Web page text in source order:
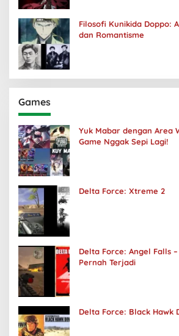
Filosofi Kunikida Doppo:
dan Romantisme
Games
Yuk Mabar dengan Area
Game Nggak Sepi Lagi!
Delta Force: Xtreme 2
Delta Force: Angel Falls
Pernah Terjadi
Delta Force: Black Hawk